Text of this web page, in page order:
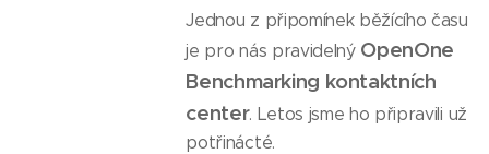
Jednou z připomínek běžícího času
je pro nás pravidelný OpenOne
Benchmarking kontaktních
center. Letos jsme ho připravili už
potřinácté.